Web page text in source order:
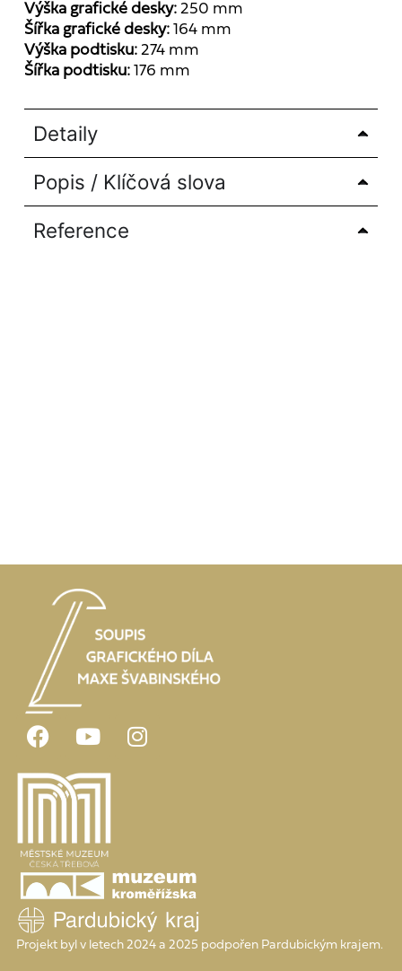
Výška grafické desky: 250 mm
Šířka grafické desky: 164 mm
Výška podtisku: 274 mm
Šířka podtisku: 176 mm
Detaily
Popis / Klíčová slova
Reference
Projekt byl v letech 2024 a 2025 podpořen Pardubickým krajem.